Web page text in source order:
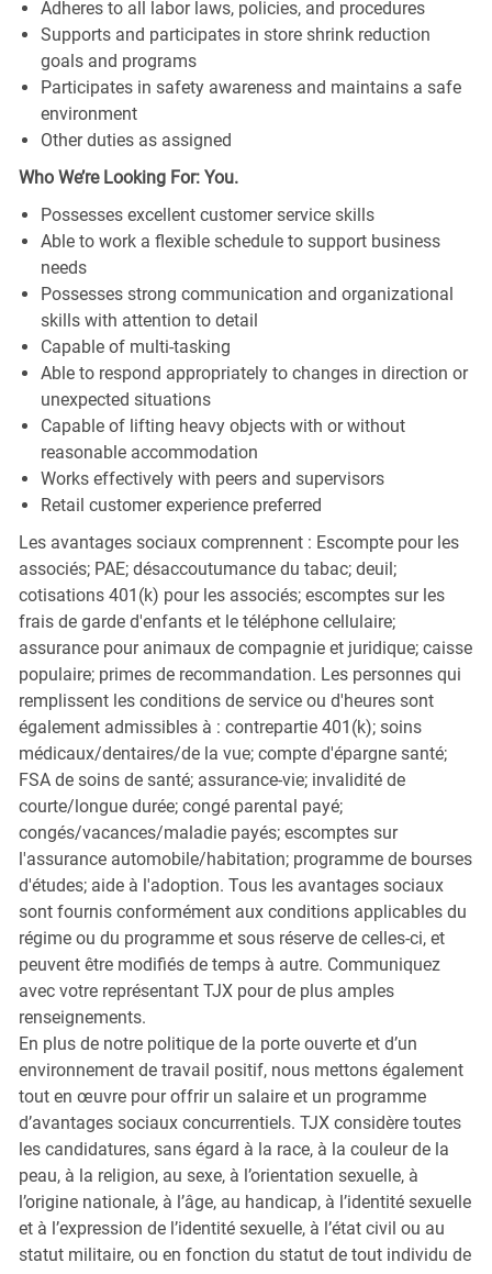
Adheres to all labor laws, policies, and procedures
Supports and participates in store shrink reduction
goals and programs
Participates in safety awareness and maintains a safe
environment
Other duties as assigned
Who We’re Looking For: You.
Possesses excellent customer service skills
Able to work a flexible schedule to support business
needs
Possesses strong communication and organizational
skills with attention to detail
Capable of multi-tasking
Able to respond appropriately to changes in direction or
unexpected situations
Capable of lifting heavy objects with or without
reasonable accommodation
Works effectively with peers and supervisors
Retail customer experience preferred
Les avantages sociaux comprennent : Escompte pour les
associés; PAE; désaccoutumance du tabac; deuil;
cotisations 401(k) pour les associés; escomptes sur les
frais de garde d'enfants et le téléphone cellulaire;
assurance pour animaux de compagnie et juridique; caisse
populaire; primes de recommandation. Les personnes qui
remplissent les conditions de service ou d'heures sont
également admissibles à : contrepartie 401(k); soins
médicaux/dentaires/de la vue; compte d'épargne santé;
FSA de soins de santé; assurance-vie; invalidité de
courte/longue durée; congé parental payé;
congés/vacances/maladie payés; escomptes sur
l'assurance automobile/habitation; programme de bourses
d'études; aide à l'adoption. Tous les avantages sociaux
sont fournis conformément aux conditions applicables du
régime ou du programme et sous réserve de celles-ci, et
peuvent être modifiés de temps à autre. Communiquez
avec votre représentant TJX pour de plus amples
renseignements.
En plus de notre politique de la porte ouverte et d’un
environnement de travail positif, nous mettons également
tout en œuvre pour offrir un salaire et un programme
d’avantages sociaux concurrentiels. TJX considère toutes
les candidatures, sans égard à la race, à la couleur de la
peau, à la religion, au sexe, à l’orientation sexuelle, à
l’origine nationale, à l’âge, au handicap, à l’identité sexuelle
et à l’expression de l’identité sexuelle, à l’état civil ou au
statut militaire, ou en fonction du statut de tout individu de